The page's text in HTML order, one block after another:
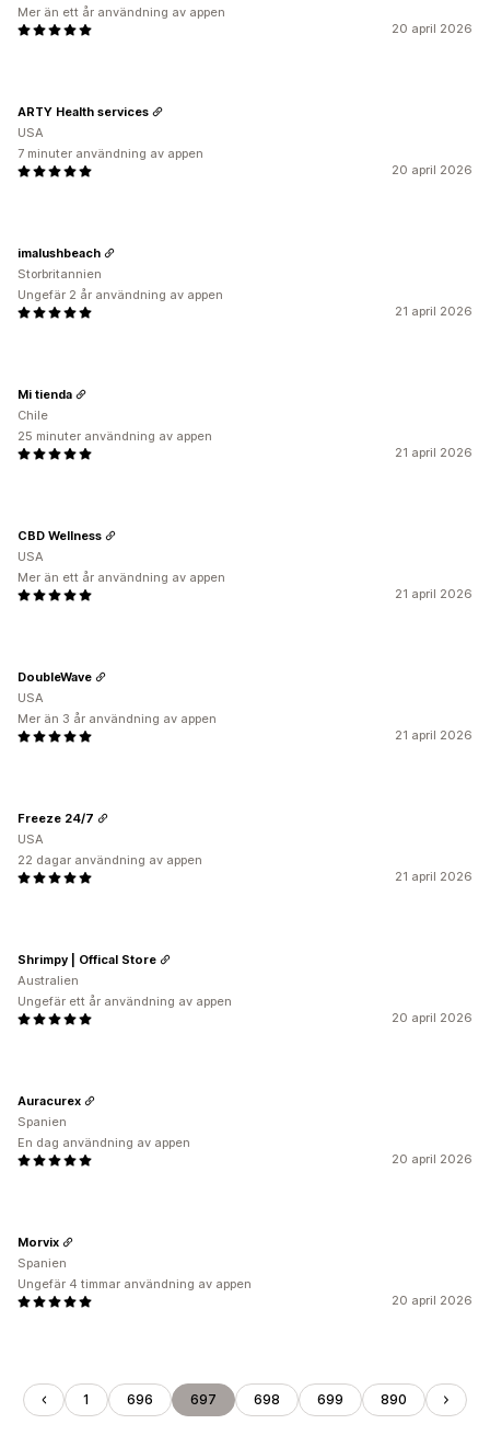
20 april 2026
Mer än ett år användning av appen
20 april 2026
ARTY Health services
USA
7 minuter användning av appen
21 april 2026
imalushbeach
Storbritannien
Ungefär 2 år användning av appen
21 april 2026
Mi tienda
Chile
25 minuter användning av appen
21 april 2026
CBD Wellness
USA
Mer än ett år användning av appen
21 april 2026
DoubleWave
USA
Mer än 3 år användning av appen
21 april 2026
Freeze 24/7
USA
22 dagar användning av appen
20 april 2026
Shrimpy | Offical Store
Australien
Ungefär ett år användning av appen
20 april 2026
Auracurex
Spanien
En dag användning av appen
20 april 2026
Morvix
Spanien
Ungefär 4 timmar användning av appen
1 696 697 698 699 890